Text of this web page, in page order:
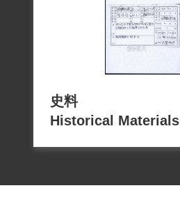
史料
Historical Materials